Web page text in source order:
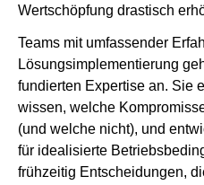
Wertschöpfung drastisch
Teams mit umfassender
Lösungsimplementierung
fundierten Expertise an. Sie
wissen, welche
(und welche nicht), und
für idealisierte
frühzeitig Entscheidungen,